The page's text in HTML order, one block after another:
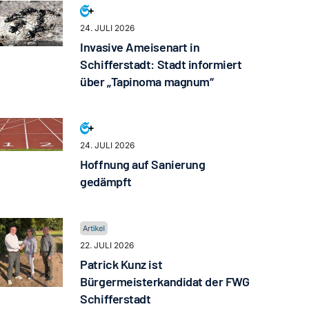
24. JULI 2026
Invasive Ameisenart in
Schifferstadt: Stadt informiert
über „Tapinoma magnum“
24. JULI 2026
Hoffnung auf Sanierung
gedämpft
22. JULI 2026
Patrick Kunz ist
Bürgermeisterkandidat der FWG
Schifferstadt